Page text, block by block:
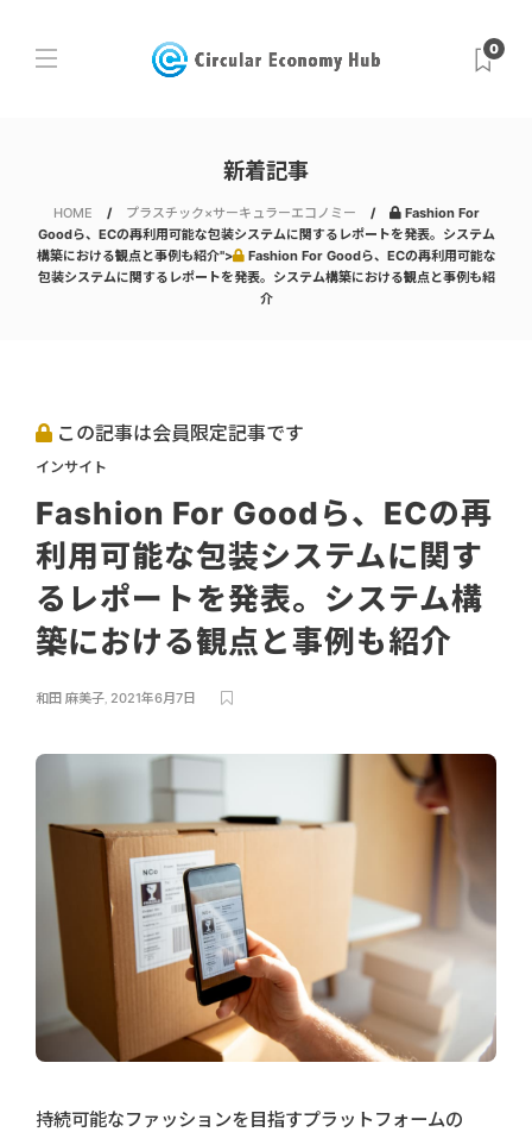
0
新着記事
HOME プラスチック×サーキュラーエコノミー
Fashion For
Goodら、ECの再利用可能な包装システムに関するレポートを発表。システム
構築における観点と事例も紹介">
Fashion For Goodら、ECの再利用可能な
包装システムに関するレポートを発表。システム構築における観点と事例も紹
介
この記事は会員限定記事です
インサイト
Fashion For Goodら、ECの再
利用可能な包装システムに関す
るレポートを発表。システム構
築における観点と事例も紹介
和田 麻美子, 2021年6月7日
持続可能なファッションを目指すプラットフォームの